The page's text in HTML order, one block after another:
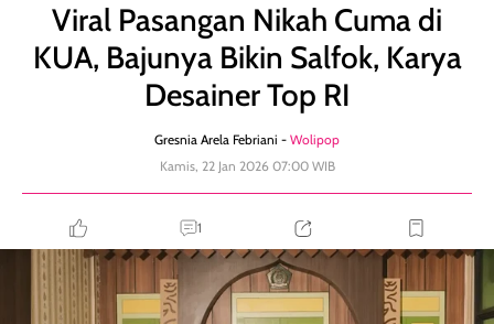
Viral Pasangan Nikah Cuma di
KUA, Bajunya Bikin Salfok, Karya
Desainer Top RI
Gresnia Arela Febriani - Wolipop
Kamis, 22 Jan 2026 07:00 WIB
1